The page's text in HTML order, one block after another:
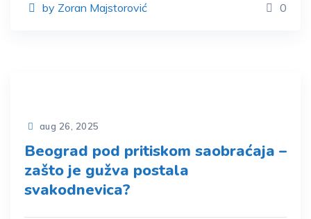
by Zoran Majstorović 0
aug 26, 2025
Beograd pod pritiskom saobraćaja –
zašto je gužva postala
svakodnevica?